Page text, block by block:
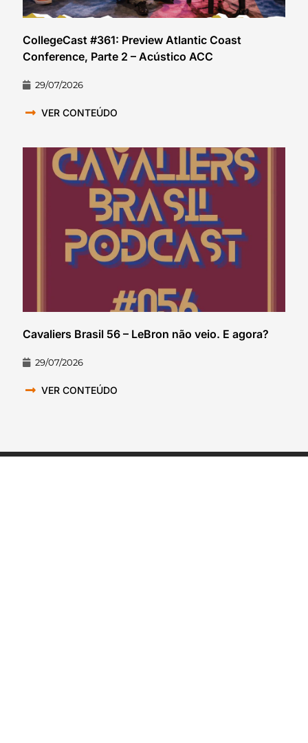
CollegeCast #361: Preview Atlantic Coast
Conference, Parte 2 – Acústico ACC
29/07/2026
VER CONTEÚDO
Cavaliers Brasil 56 – LeBron não veio. E agora?
29/07/2026
VER CONTEÚDO